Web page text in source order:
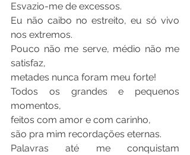
Esvazio-me de excessos.
Eu não caibo no estreito, eu só vivo
nos extremos.
Pouco não me serve, médio não me
satisfaz,
metades nunca foram meu forte!
Todos os grandes e pequenos
momentos,
feitos com amor e com carinho,
são pra mim recordações eternas.
Palavras até me conquistam